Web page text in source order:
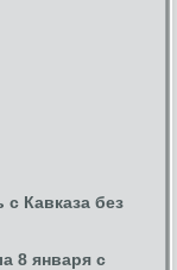
Кавказа без
8 января с